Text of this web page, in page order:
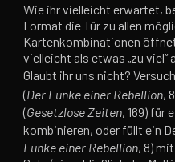
Wie ihr vielleicht erwartet,
Format die Tür zu allen
Kartenkombinationen
vielleicht als etwas „zu viel“
Glaubt ihr uns nicht?
(Der Funke einer Rebellion,
(Gesetzlose Zeiten, 169) für
kombinieren, oder füllt ein
Funke einer Rebellion, 8)